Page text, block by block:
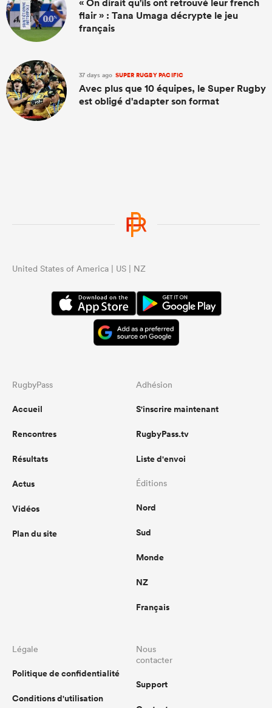
« On dirait qu'ils ont retrouvé leur french
flair » : Tana Umaga décrypte le jeu
français
37 days ago SUPER RUGBY PACIFIC
Avec plus que 10 équipes, le Super Rugby
est obligé d'adapter son format
United States of America | US | NZ
RugbyPass
Accueil
Rencontres
Résultats
Actus
Vidéos
Plan du site
Adhésion
S'inscrire maintenant
RugbyPass.tv
Liste d'envoi
Éditions
Nord
Sud
Monde
NZ
Français
Légale
Politique de confidentialité
Conditions d'utilisation
Nous
contacter
Support